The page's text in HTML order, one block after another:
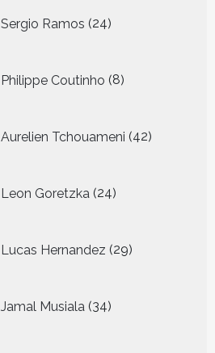
Sergio Ramos 24
producten
Philippe Coutinho 8
producten
Aurelien Tchouameni 42
producten
Leon Goretzka 24
producten
Lucas Hernandez 29
producten
Jamal Musiala 34
producten